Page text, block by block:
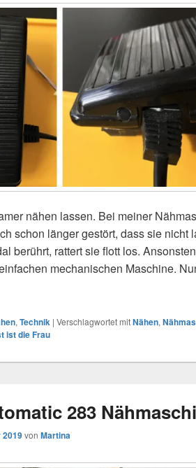
nähen lassen. Bei meiner
schon länger gestört, dass sie nicht
berührt, rattert sie flott los.
mechanischen Maschine.
– es geht
, Technik | Verschlagwortet mitNähen,
ist die Frau
283
2019von Martina